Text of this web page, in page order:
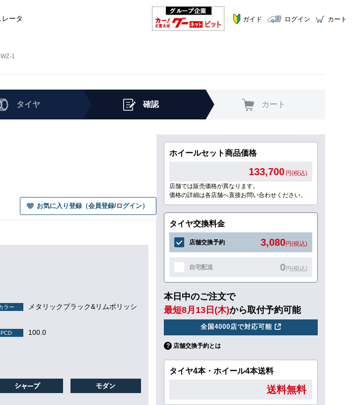
レータ ガイド ログイン カート
1
タイヤ 確認 カート
お気に入り登録（会員登録/ログイン）
ラー
メタリックブラック&リムポリッシ
PCD 100.0
ホイールセット商品価格
133,700 円(税込)
店舗では販売価格が異なります。
価格の詳細は各店舗へ直接お問い合わせください。
タイヤ交換料金
店舗交換予約 3,080円(税込)
自宅配送 0円(税込)
本日中のご注文で
最短8月13日(木)から取付予約可能
全国4000店で対応可能
店舗交換予約とは
タイヤ4本・ホイール4本送料
送料無料